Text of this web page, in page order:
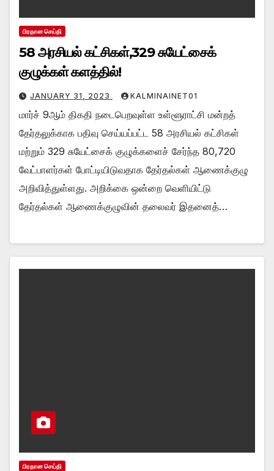
பிரதான செய்தி
58 அரசியல் கட்சிகள்,329 சுயேட்சைக்
குழுக்கள் களத்தில்!
JANUARY 31, 2023 KALMINAINET01
மார்ச் 9ஆம் திகதி நடைபெறவுள்ள உள்ளூராட்சி மன்றத்
தேர்தலுக்காக பதிவு செய்யப்பட்ட 58 அரசியல் கட்சிகள்
மற்றும் 329 சுயேட்சைக் குழுக்களைச் சேர்ந்த 80,720
வேட்பாளர்கள் போட்டியிடுவதாக தேர்தல்கள் ஆணைக்குழு
அறிவித்துள்ளது. அறிக்கை ஒன்றை வெளியிட்டு
தேர்தல்கள் ஆணைக்குழுவின் தலைவர் இதனைத்…
பிரதான செய்தி